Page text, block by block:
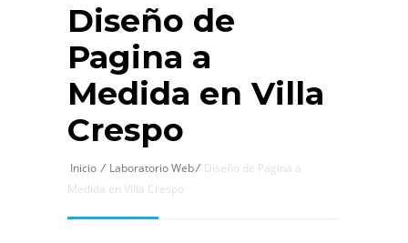
Diseño de
Pagina a
Medida en Villa
Crespo
Inicio / Laboratorio Web/ Diseño de Pagina a
Medida en Villa Crespo